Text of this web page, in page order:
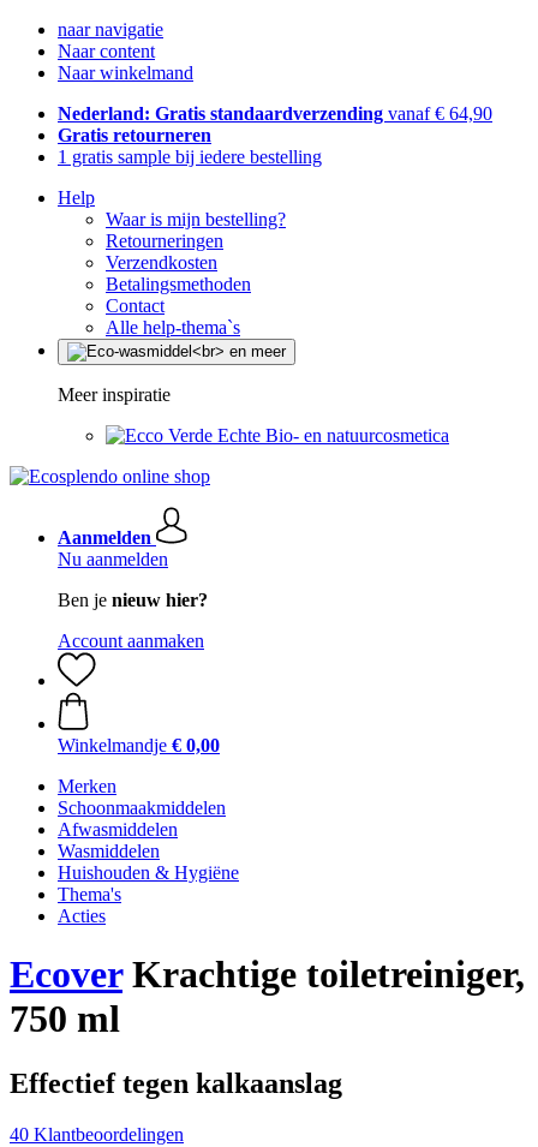
naar navigatie
Naar content
Naar winkelmand
Nederland: Gratis standaardverzending vanaf € 64,90
Gratis retourneren
1 gratis sample bij iedere bestelling
Help
Waar is mijn bestelling?
Retourneringen
Verzendkosten
Betalingsmethoden
Contact
Alle help-thema`s
Meer inspiratie
Echte Bio- en natuurcosmetica
Aanmelden
Nu aanmelden
Ben je nieuw hier?
Account aanmaken
Winkelmandje € 0,00
Merken
Schoonmaakmiddelen
Afwasmiddelen
Wasmiddelen
Huishouden & Hygiëne
Thema's
Acties
EcoverKrachtige toiletreiniger,
750 ml
Effectief tegen kalkaanslag
40 Klantbeoordelingen